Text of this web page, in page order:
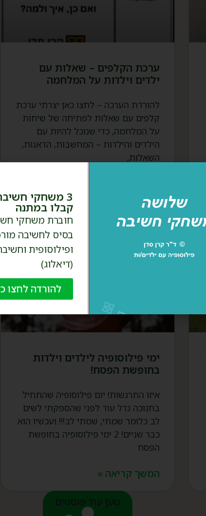
ערכת הקלפים – שאלות עם
ילדים וילדות על המלחמה
להורדת הערכה – לחצו כאן יצרתי ערכת
קלפים עם שאלות לפתיחה של שיחות
על המלחמה, כדי שנוכל להיות עם
הילדים והילדות – המחשבות, הדאגות,
השאלות,
ימי פילוסופיה לילדים וילדות
בחופשת הפסח!
איזו התרגשות! יום פילוסופיה שהתחיל
בחנוכה גדל עוד לפני שהספקתי לשים
לב כלומר שמתי, שמתי לב!!! ועכשיו הוא
כבר שניים! 2 ימי פילוסופיה בחופשת
הפסח
המשך קריאה »
טען עוד פוסטים
3 משחקי חשיבה
קבלו במתנה
חוברת משחקי
בסיס לחשיבה
ופילוסופית
(דיאלוג)
להורדה לחצו